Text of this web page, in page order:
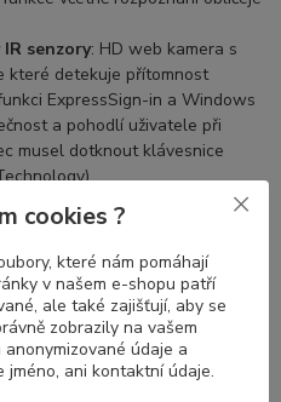
senzory: HD web kamera s
které detekuje přítomnost
ExpressSign-in a Windows
a pohodlí uživatele při
musel dotknout klávesnice
u Infrared web
pohybu. Kombinace proximity
pro zvýšení bezpečnosti
cookies ?
které nám pomáhají
v našem e-shopu patří
ale také zajišťují, aby se
zobrazily na vašem
údaje a
jméno, ani kontaktní údaje.